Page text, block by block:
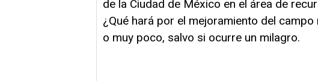
de la Ciudad de México en el área de
¿Qué hará por el mejoramiento del
o muy poco, salvo si ocurre un milagro.